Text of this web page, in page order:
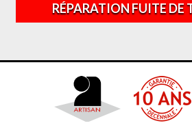
RÉPARATION FUITE DE